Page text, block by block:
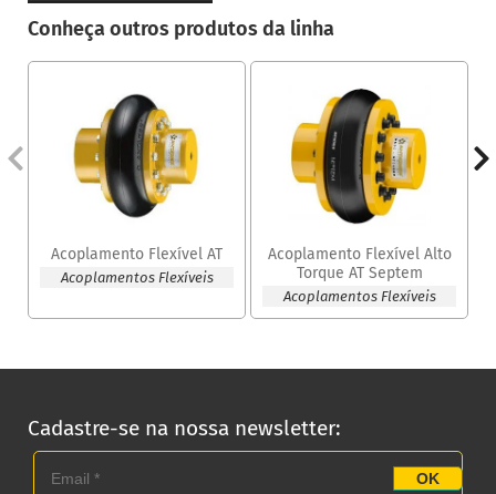
Conheça outros produtos da linha
Acoplamento Flexível AT
Acoplamentos Flexíveis
Acoplamento Flexível Alto
Torque AT Septem
Acoplamentos Flexíveis
Cadastre-se na nossa newsletter:
OK